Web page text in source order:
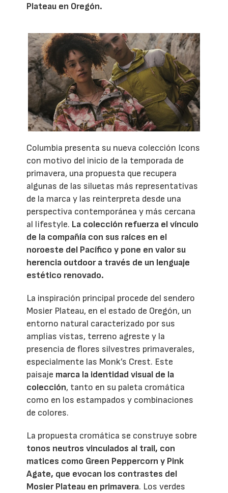
Plateau en Oregón.
Columbia presenta su nueva colección Icons
con motivo del inicio de la temporada de
primavera, una propuesta que recupera
algunas de las siluetas más representativas
de la marca y las reinterpreta desde una
perspectiva contemporánea y más cercana
al lifestyle. La colección refuerza el vínculo
de la compañía con sus raíces en el
noroeste del Pacífico y pone en valor su
herencia outdoor a través de un lenguaje
estético renovado.
La inspiración principal procede del sendero
Mosier Plateau, en el estado de Oregón, un
entorno natural caracterizado por sus
amplias vistas, terreno agreste y la
presencia de flores silvestres primaverales,
especialmente las Monk’s Crest. Este
paisaje marca la identidad visual de la
colección, tanto en su paleta cromática
como en los estampados y combinaciones
de colores.
La propuesta cromática se construye sobre
tonos neutros vinculados al trail, con
matices como Green Peppercorn y Pink
Agate, que evocan los contrastes del
Mosier Plateau en primavera. Los verdes